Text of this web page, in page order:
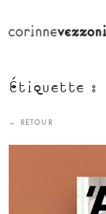
content
Étiquette :
← RETOUR